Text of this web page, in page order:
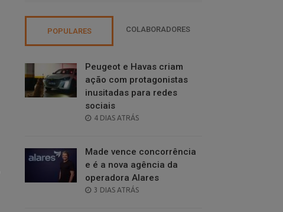
POPULARES COLABORADORES
Peugeot e Havas criam
ação com protagonistas
inusitadas para redes
sociais
POSTED
4 DIAS ATRÁS
Made vence concorrência
e é a nova agência da
operadora Alares
POSTED
3 DIAS ATRÁS